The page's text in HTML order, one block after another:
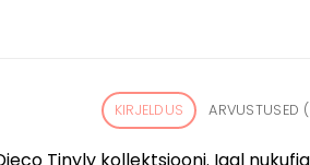
KIRJELDUS ARVUSTUSED
Tinyly kollektsiooni. Igal